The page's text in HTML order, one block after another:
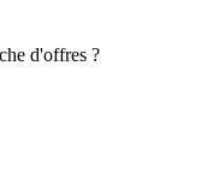
d'offres ?